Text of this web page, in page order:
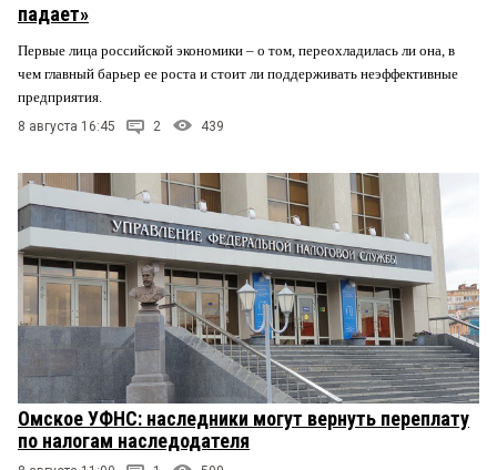
падает»
Первые лица российской экономики – о том, переохладилась ли она, в
чем главный барьер ее роста и стоит ли поддерживать неэффективные
предприятия.
8 августа 16:45 2 439
Омское УФНС: наследники могут вернуть переплату
по налогам наследодателя